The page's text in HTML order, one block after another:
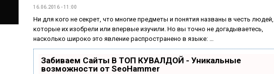
16.06.2016 - 11:00
Ни для кого не секрет, что многие предметы и понятия названы в честь людей,
которые их изобрели или впервые изучили. Но вы точно не догадываетесь,
насколько широко это явление распространено в языке: …
Забиваем Сайты В ТОП КУВАЛДОЙ - Уникальные
возможности от SeoHammer